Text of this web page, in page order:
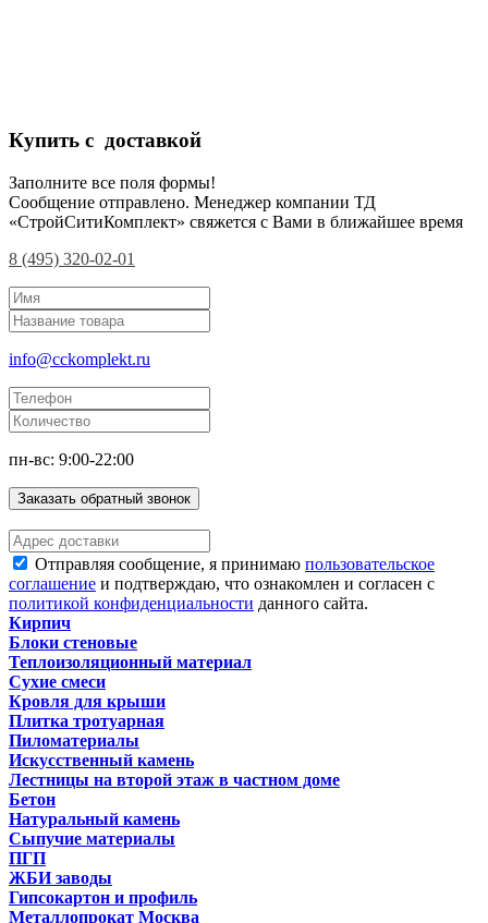
Купить с доставкой
Заполните все поля формы!
Сообщение отправлено. Менеджер компании ТД
«СтройСитиКомплект» свяжется с Вами в ближайшее время
8 (495) 320-02-01
info@cckomplekt.ru
пн-вс: 9:00-22:00
Заказать обратный звонок
Отправляя сообщение, я принимаю пользовательское
соглашение и подтверждаю, что ознакомлен и согласен с
политикой конфиденциальности данного сайта.
Кирпич
Блоки стеновые
Теплоизоляционный материал
Сухие смеси
Кровля для крыши
Плитка тротуарная
Пиломатериалы
Искусственный камень
Лестницы на второй этаж в частном доме
Бетон
Натуральный камень
Сыпучие материалы
ПГП
ЖБИ заводы
Гипсокартон и профиль
Металлопрокат Москва